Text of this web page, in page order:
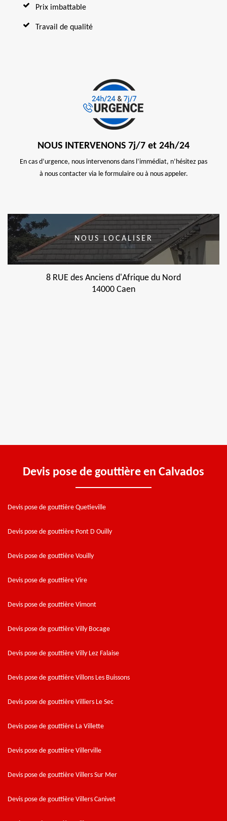
Prix imbattable
Travail de qualité
NOUS INTERVENONS 7j/7 et 24h/24
En cas d’urgence, nous intervenons dans l’immédiat, n’hésitez pas
à nous contacter via le formulaire ou à nous appeler.
NOUS LOCALISER
8 RUE des Anciens d'Afrique du Nord
14000 Caen
Devis pose de gouttière en Calvados
Devis pose de gouttière Quetieville
Devis pose de gouttière Pont D Ouilly
Devis pose de gouttière Vouilly
Devis pose de gouttière Vire
Devis pose de gouttière Vimont
Devis pose de gouttière Villy Bocage
Devis pose de gouttière Villy Lez Falaise
Devis pose de gouttière Villons Les Buissons
Devis pose de gouttière Villiers Le Sec
Devis pose de gouttière La Villette
Devis pose de gouttière Villerville
Devis pose de gouttière Villers Sur Mer
Devis pose de gouttière Villers Canivet